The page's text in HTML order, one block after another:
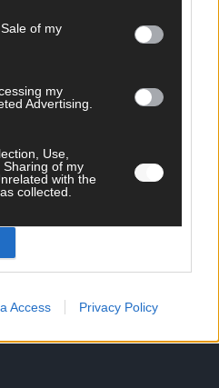
of my
my
Advertising.
Use,
of my
with the
collected.
Access Privacy Policy